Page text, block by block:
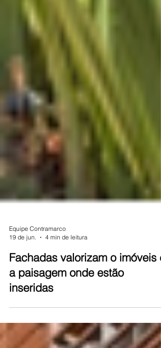
Equipe Contramarco
19 de jun.
4 min de leitura
Fachadas valorizam o imóveis e
a paisagem onde estão
inseridas